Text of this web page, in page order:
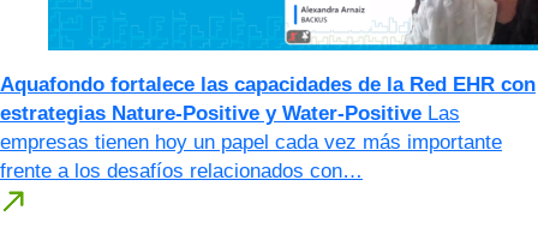
Aquafondo fortalece las capacidades de la Red EHR con
estrategias Nature-Positive y Water-Positive Las
empresas tienen hoy un papel cada vez más importante
frente a los desafíos relacionados con…